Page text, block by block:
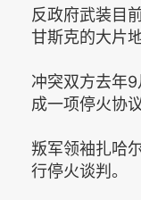
反政府武装目
甘斯克的大片地
冲突双方去年
成一项停火协
叛军领袖扎哈
行停火谈判。